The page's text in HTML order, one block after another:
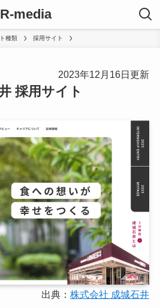
R-media
種類 採用サイト
2023年12月16日更新
採用サイト
出典：株式会社 成城石井